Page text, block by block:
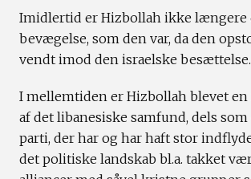
Imidlertid er Hizbollah ikke længere
bevægelse, som den var, da den
vendt imod den israelske besættelse.
I mellemtiden er Hizbollah blevet
af det libanesiske samfund, dels
parti, der har og har haft stor
det politiske landskab bl.a. takket